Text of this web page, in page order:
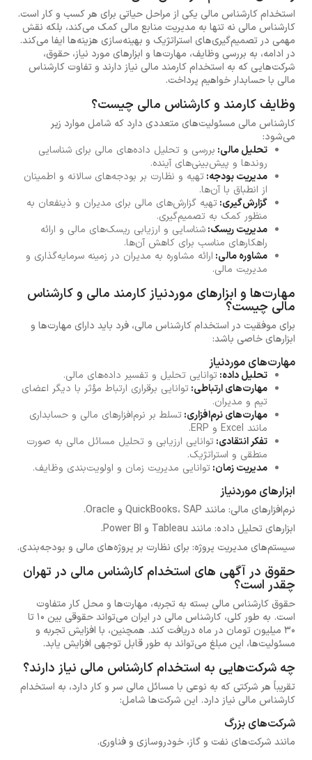
استخدام کارشناس مالی یکی از مراحل حیاتی برای هر کسب و کار است.
کارشناس مالی نه تنها به مدیریت منابع مالی کمک می‌کند، بلکه نقش
مهمی در تصمیم‌گیری‌های استراتژیک و بهینه‌سازی هزینه‌ها ایفا می‌کند.
در ادامه، به بررسی وظایف، مهارت‌ها و ابزارهای مورد نیاز، حقوق،
شرکت‌هایی که به استخدام کارمند مالی نیاز دارند و تفاوت کارشناس
مالی با حسابدار خواهیم پرداخت.
وظایف کارمند و کارشناس مالی چیست؟
کارشناس مالی مسئولیت‌های متعددی دارد که شامل موارد زیر
می‌شود:
تحلیل مالی: بررسی و تحلیل داده‌های مالی برای شناسایی
روندها و پیش‌بینی‌های آینده.
مدیریت بودجه:تهیه و نظارت بر بودجه‌های سالانه و اطمینان
از انطباق با آن‌ها.
گزارش‌گیری:تهیه گزارش‌های مالی برای مدیران و ذینفعان به
منظور کمک به تصمیم‌گیری.
مدیریت ریسک:شناسایی و ارزیابی ریسک‌های مالی و ارائه
راهکارهای مناسب برای کاهش آن‌ها.
مشاوره مالی: ارائه مشاوره به مدیران در زمینه سرمایه‌گذاری و
مدیریت مالی.
مهارت‌ها و ابزارهای موردنیاز کارمند مالی و کارشناس
مالی چیست؟
برای موفقیت در استخدام کارشناس مالی، فرد باید دارای مهارت‌ها و
ابزارهای خاصی باشد:
مهارت‌های موردنیاز
تحلیل داده:توانایی تحلیل و تفسیر داده‌های مالی.
مهارت‌های ارتباطی:توانایی برقراری ارتباط مؤثر با دیگر اعضای
تیم و مدیران.
مهارت‌های نرم‌افزاری:تسلط بر نرم‌افزارهای مالی و حسابداری
مانند Excel و ERP.
تفکر انتقادی:توانایی ارزیابی و تحلیل مسائل مالی به صورت
منطقی و استراتژیک.
مدیریت زمان:توانایی مدیریت زمان و اولویت‌بندی وظایف.
ابزارهای موردنیاز
نرم‌افزارهای مالی: مانند QuickBooks، SAP و Oracle.
ابزارهای تحلیل داده: مانند Tableau و Power BI.
سیستم‌های مدیریت پروژه: برای نظارت بر پروژه‌های مالی و بودجه‌بندی.
حقوق در آگهی های استخدام کارشناس مالی در تهران
چقدر است؟
حقوق کارشناس مالی بسته به تجربه، مهارت‌ها و محل کار متفاوت
است. به طور کلی، کارشناس مالی در ایران می‌تواند حقوقی بین 10 تا
30 میلیون تومان در ماه دریافت کند. همچنین، با افزایش تجربه و
مسئولیت‌ها، این مبلغ می‌تواند به طور قابل توجهی افزایش یابد.
چه شرکت‌هایی به استخدام کارشناس مالی نیاز دارند؟
تقریباً هر شرکتی که به نوعی با مسائل مالی سر و کار دارد، به استخدام
کارشناس مالی نیاز دارد. این شرکت‌ها شامل:
شرکت‌های بزرگ
مانند شرکت‌های نفت و گاز، خودروسازی و فناوری.